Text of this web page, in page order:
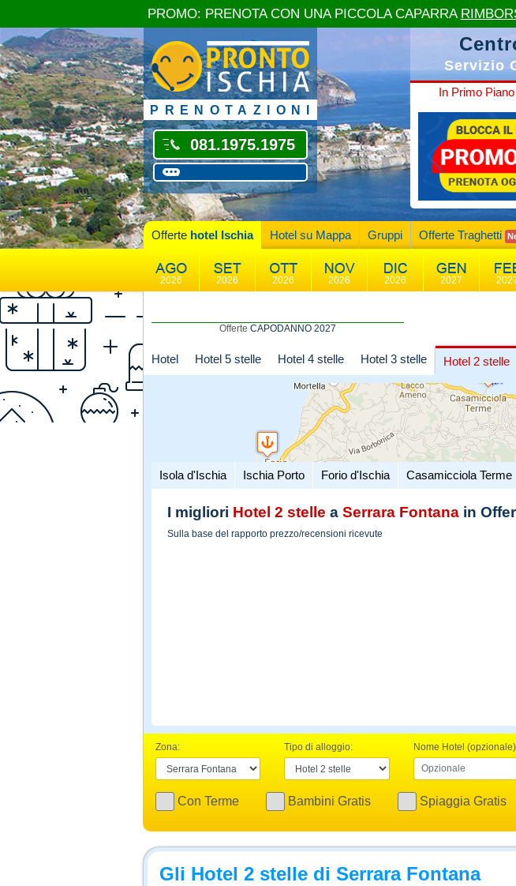
PRENOTAZIONI
081.1975.1975
Servizio
In Primo Piano
Offerte hotel Ischia Hotel su Mappa Gruppi Offerte Traghetti
2026 2026 2026 2026 2026 2027
Offerte CAPODANNO 2027
Hotel Hotel 5 stelle Hotel 4 stelle Hotel 3 stelle Hotel 2 stelle
Isola d'Ischia Ischia Porto Forio d'Ischia Casamicciola Terme
I migliori Hotel 2 stelle a Serrara Fontana in
Sulla base del rapporto prezzo/recensioni ricevute
Zona: Tipo di alloggio: Nome Hotel
Con Terme Bambini Gratis Spiaggia Gratis
Gli Hotel 2 stelle di Serrara Fontana
PROMO: PRENOTA CON UNA PICCOLA CAPARRA